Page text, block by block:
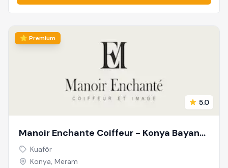
⭐ Premium
5.0
Manoir Enchante Coiffeur - Konya Bayan
Kuaförü & Güzellik Salonu - Kadın Kuaförü
-Meram Kuaför - Bayan Kuaförü - Konya
Kuaför
Konya, Meram